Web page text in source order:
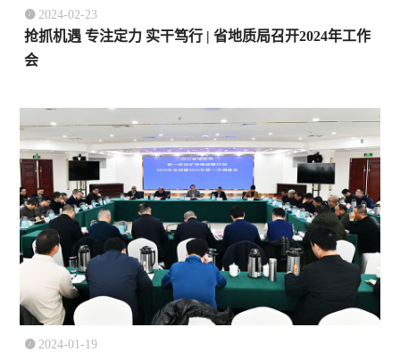
 2024-02-23
抢抓机遇 专注定力 实干笃行 | 省地质局召开2024年工作
会
 2024-01-19